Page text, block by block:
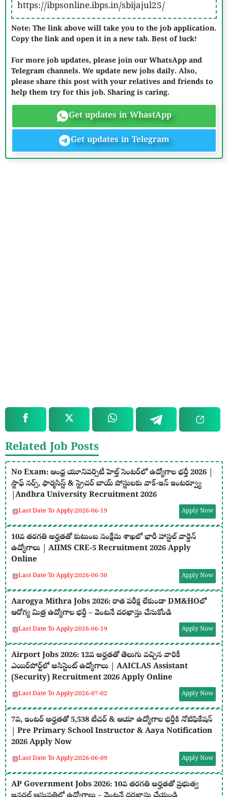
https://ibpsonline.ibps.in/sbijajul25/
Note: The link above will take you to the job application.
Copy the link and open it in a new tab. Best of luck!
For more job updates, please join our WhatsApp and
Telegram channels. We update new jobs daily. Also,
please share this post with your relatives and friends to
help them try for this job. Sharing is caring.
Get updates in WhastApp
Get updates in Telegram
Related Job Posts
No Exam: ఆంధ్ర యూనివర్సిటీ హెల్త్ సెంటర్‌లో ఉద్యోగాల భర్తీ 2026 |
స్టాఫ్ నర్స్, ఫార్మసిస్ట్ & స్ట్రెచర్ బాయ్ పోస్టులకు వాక్-ఇన్ ఇంటర్వ్యూ
|Andhra University Recruitment 2026
Last Date To Apply:2026-06-19 Apply Now
10వ తరగతి అర్హతతో కుటుంబ సంక్షేమ శాఖలో భారీ హాస్టల్ వార్డెన్
ఉద్యోగాలు | AIIMS CRE-5 Recruitment 2026 Apply
Online
Last Date To Apply:2026-06-30 Apply Now
Aarogya Mithra Jobs 2026: రాత పరీక్ష లేకుండా DM&HOలో
ఆరోగ్య మిత్ర ఉద్యోగాల భర్తీ – వెంటనే దరఖాస్తు చేసుకోండి
Last Date To Apply:2026-06-19 Apply Now
Airport Jobs 2026: 12వ అర్హతతో తెలుగు వచ్చిన వారికీ
ఎయిర్‌పోర్ట్‌లో అసిస్టెంట్ ఉద్యోగాలు | AAICLAS Assistant
(Security) Recruitment 2026 Apply Online
Last Date To Apply:2026-07-02 Apply Now
7వ, ఇంటర్ అర్హతతో 5,538 టీచర్ & ఆయా ఉద్యోగాల భర్తీకి నోటిఫికేషన్
| Pre Primary School Instructor & Aaya Notification
2026 Apply Now
Last Date To Apply:2026-06-09 Apply Now
AP Government Jobs 2026: 10వ తరగతి అర్హతతో ప్రభుత్వ